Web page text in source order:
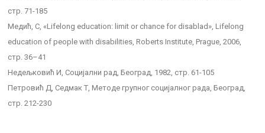
стр. 71-185
Медић, С, «Lifelong education: limit or chance for disablad», Lifelong
education of people with disabilities, Roberts Institute, Prague, 2006,
стр. 36–41
Недељковић И, Социјални рад, Београд, 1982, стр. 61-105
Петровић Д, Седмак Т, Методе групног социјалног рада, Београд,
стр. 212-230